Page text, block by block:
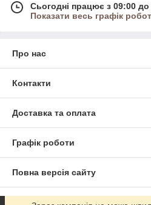
Сьогодні працює з 09:00 до
Показати весь графік
Про нас
Контакти
Доставка та оплата
Графік роботи
Повна версія сайту
Сайт створено на маркетплейсі